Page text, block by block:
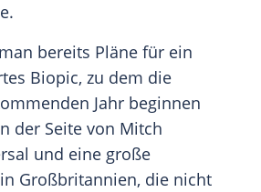
bereits Pläne für ein
Biopic, zu dem die
Jahr beginnen
der Seite von Mitch
und eine große
in Großbritannien, die nicht